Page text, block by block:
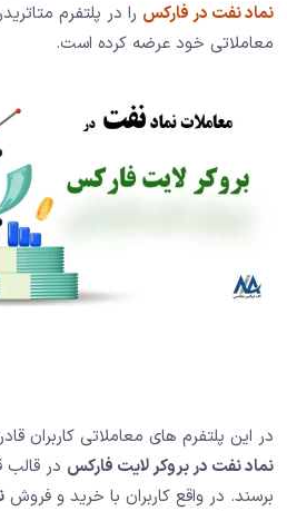
نماد نفت در فارکس
معاملاتی خود عرضه کرده است.
در این پلتفرم های معاملاتی کاربران
نماد نفت در بروکر لایت فارکس در قالب
برسند. در واقع کاربران با خرید و فروش